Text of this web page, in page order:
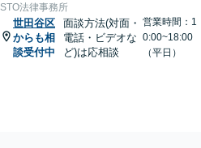
STO法律事務所
世田谷区
からも相
談受付中
面談方法(対面・
電話・ビデオな
ど)は応相談
営業時間：1
0:00~18:00
（平日）